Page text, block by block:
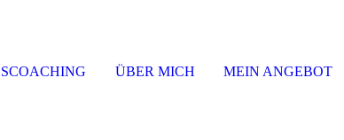
ÜBER MICH MEIN ANGEBOT